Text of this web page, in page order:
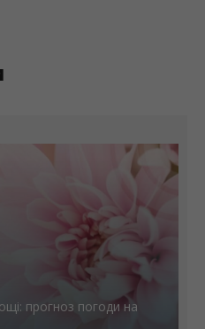
прогноз погоди на